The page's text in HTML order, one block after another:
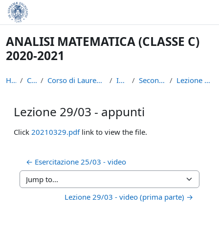
Skip to main content
ANALISI MATEMATICA (CLASSE C)
2020-2021
Home Courses Corso di Laurea in Informatica (L-31) INFAN21 Secondo semestre Lezione 29/03 - appunti
Lezione 29/03 - appunti
Completion requirements
Click 20210329.pdflink to view the file.
← Esercitazione 25/03 - video
Jump to...
Lezione 29/03 - video (prima parte) →